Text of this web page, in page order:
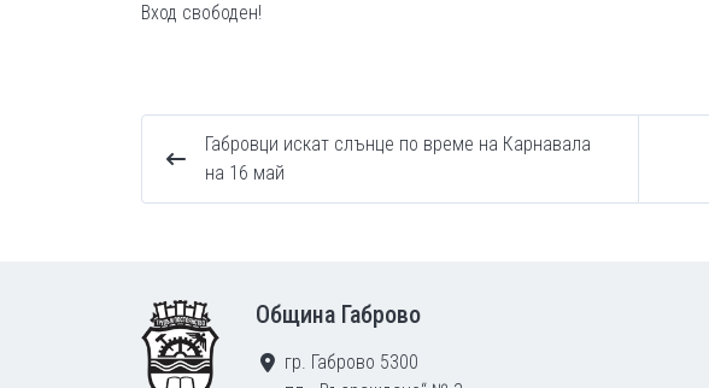
Вход свободен!
Габровци искат слънце по време на Карнавала
на 16 май
Община Габрово
гр. Габрово 5300